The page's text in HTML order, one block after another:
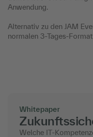
Anwendung.
Alternativ zu den JAM
normalen 3-Tages-
Whitepaper
Welche IT-